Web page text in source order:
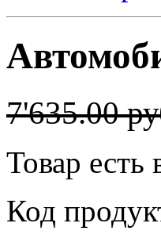
7'635.00
Товар есть
Код